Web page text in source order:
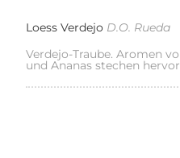
Loess Verdejo D.O. Rueda
Verdejo-Traube. Aromen
und Ananas stechen